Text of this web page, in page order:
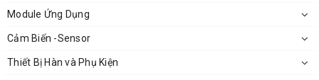
Module Ứng Dụng
Cảm Biến -Sensor
Thiết Bị Hàn và Phụ Kiện